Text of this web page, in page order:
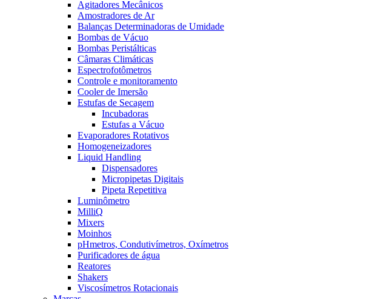
Agitadores Mecânicos
Amostradores de Ar
Balanças Determinadoras de Umidade
Bombas de Vácuo
Bombas Peristálticas
Câmaras Climáticas
Espectrofotômetros
Controle e monitoramento
Cooler de Imersão
Estufas de Secagem
Incubadoras
Estufas a Vácuo
Evaporadores Rotativos
Homogeneizadores
Liquid Handling
Dispensadores
Micropipetas Digitais
Pipeta Repetitiva
Luminômetro
MilliQ
Mixers
Moinhos
pHmetros, Condutivímetros, Oxímetros
Purificadores de água
Reatores
Shakers
Viscosímetros Rotacionais